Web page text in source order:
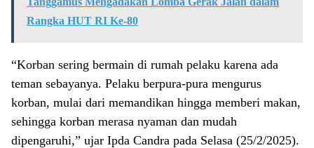
Rangka HUT RI Ke-80
“Korban sering bermain di rumah pelaku karena ada
teman sebayanya. Pelaku berpura-pura mengurus
korban, mulai dari memandikan hingga memberi makan,
sehingga korban merasa nyaman dan mudah
dipengaruhi,” ujar Ipda Candra pada Selasa (25/2/2025).